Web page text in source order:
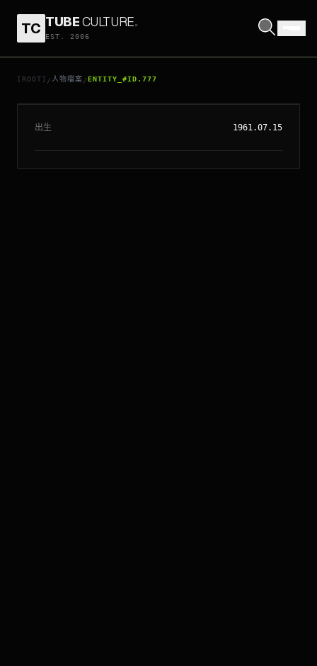
TC TUBECULTURE.
EST. 2006
[ROOT] / 人物檔案 /ENTITY_#ID.777
// ENTITY_#ID.777
科力士韋德加
出生 1961.07.15